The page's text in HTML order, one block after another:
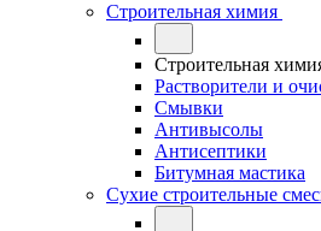
Строительная химия
Строительная
Растворители и
Смывки
Антивысолы
Антисептики
Битумная мастика
Сухие строительные